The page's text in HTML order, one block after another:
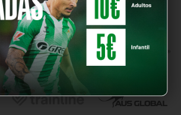
PARTNERS